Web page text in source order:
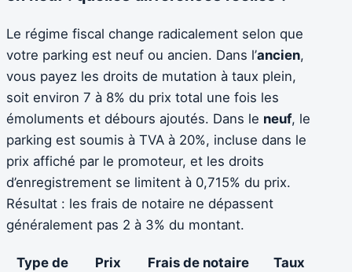
Le régime fiscal change radicalement selon que
votre parking est neuf ou ancien. Dans l’ancien,
vous payez les droits de mutation à taux plein,
soit environ 7 à 8% du prix total une fois les
émoluments et débours ajoutés. Dans le neuf, le
parking est soumis à TVA à 20%, incluse dans le
prix affiché par le promoteur, et les droits
d’enregistrement se limitent à 0,715% du prix.
Résultat : les frais de notaire ne dépassent
généralement pas 2 à 3% du montant.
Type de
Prix
Frais de notaire
Taux